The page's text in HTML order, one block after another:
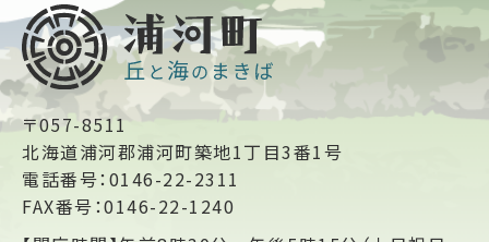
〒057-8511
北海道浦河郡浦河町築地1丁目3番1号
電話番号：0146-22-2311
FAX番号：0146-22-1240